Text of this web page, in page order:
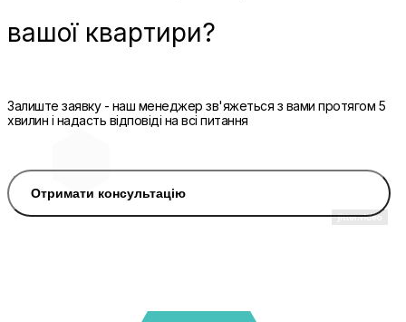
вашої квартири?
Залиште заявку - наш менеджер зв'яжеться з вами протягом 5
хвилин і надасть відповіді на всі питання
Отримати консультацію